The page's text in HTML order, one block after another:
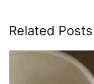
Related Posts